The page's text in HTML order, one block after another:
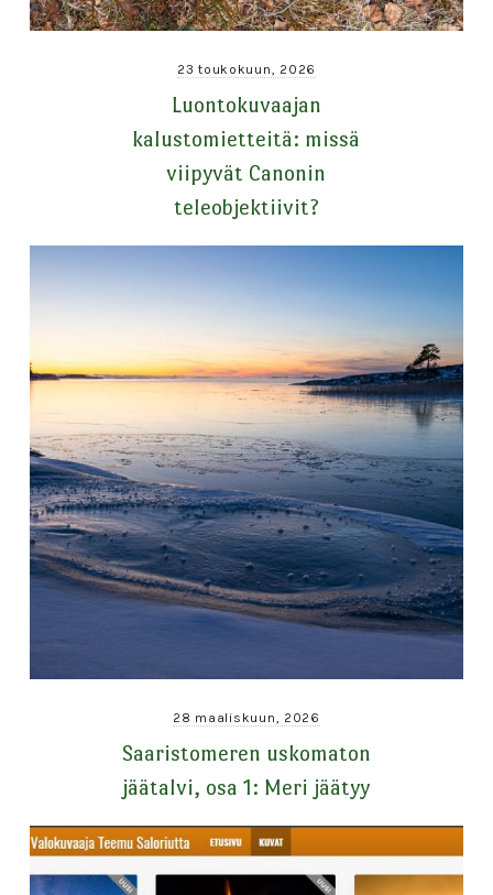
23 toukokuun, 2026
Luontokuvaajan
kalustomietteitä: missä
viipyvät Canonin
teleobjektiivit?
28 maaliskuun, 2026
Saaristomeren uskomaton
jäätalvi, osa 1: Meri jäätyy